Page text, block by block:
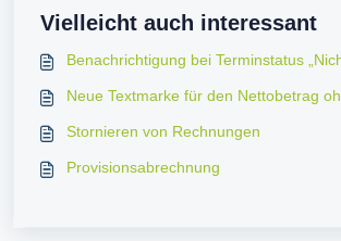
Vielleicht auch interessant
Benachrichtigung bei Terminstatus
Neue Textmarke für den Nettobetrag
Stornieren von Rechnungen
Provisionsabrechnung